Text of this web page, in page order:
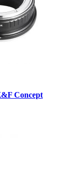
Concept